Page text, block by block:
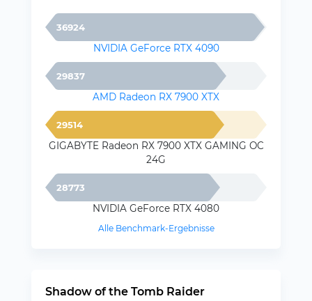
36924
NVIDIA GeForce RTX 4090
29837
AMD Radeon RX 7900 XTX
29514
GIGABYTE Radeon RX 7900 XTX GAMING OC
24G
28773
NVIDIA GeForce RTX 4080
Alle Benchmark-Ergebnisse
Shadow of the Tomb Raider